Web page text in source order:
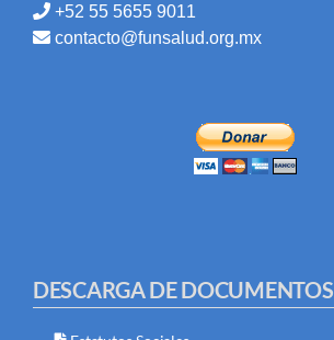
+52 55 5655 9011
contacto@funsalud.org.mx
DESCARGA DE DOCUMENTOS